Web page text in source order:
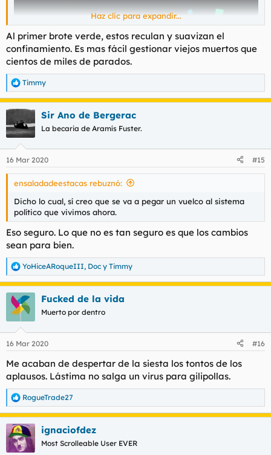
Dicho lo cual, sí creo que se va a pegar un vuelco al sistema
político que vivimos ahora. Entre otras cosas porque la
situación económica que se va a derivar de todo esto va a ser
dantesca.
Haz clic para expandir...
Al primer brote verde, estos reculan y suavizan el
confinamiento. Es mas fácil gestionar viejos muertos que
cientos de miles de parados.
R
e
a
c
i
e
s
Timmy
Sir Ano de Bergerac
La becaria de Aramís Fuster.
16 Mar 2020 #15
ensaladadeestacas rebuznó:
Dicho lo cual, sí creo que se va a pegar un vuelco al sistema
político que vivimos ahora.
Eso seguro. Lo que no es tan seguro es que los cambios
sean para bien.
R
e
a
c
c
e
:
YoHiceARoqueIII, Doc y Timmy
Fucked de la vida
Muerto por dentro
16 Mar 2020 #16
Me acaban de despertar de la siesta los tontos de los
aplausos. Lástima no salga un virus para gilipollas.
R
e
a
c
c
i
RogueTrade27
ignaciofdez
Most Scrolleable User EVER